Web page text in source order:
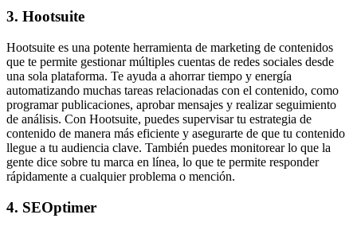
3. Hootsuite
Hootsuite es una potente herramienta de marketing de contenidos
que te permite gestionar múltiples cuentas de redes sociales desde
una sola plataforma. Te ayuda a ahorrar tiempo y energía
automatizando muchas tareas relacionadas con el contenido, como
programar publicaciones, aprobar mensajes y realizar seguimiento
de análisis. Con Hootsuite, puedes supervisar tu estrategia de
contenido de manera más eficiente y asegurarte de que tu contenido
llegue a tu audiencia clave. También puedes monitorear lo que la
gente dice sobre tu marca en línea, lo que te permite responder
rápidamente a cualquier problema o mención.
4. SEOptimer